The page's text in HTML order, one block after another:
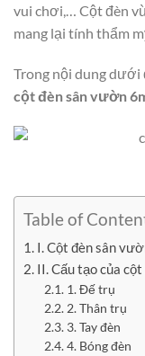
vui chơi,… Cột đèn
mang lại tính thẩm
Trong nội dung dưới
cột đèn sân vườn
Table of
I. Cột đèn sân
II. Cấu tạo của
1. Đế trụ
2. Thân trụ
3. Tay đèn
4. Bóng đèn